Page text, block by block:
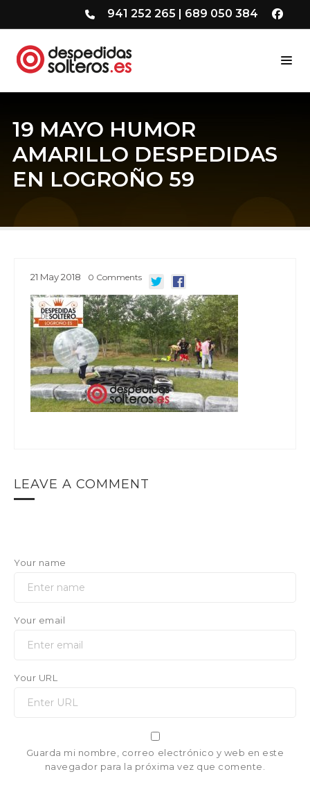
941 252 265 | 689 050 384
19 MAYO HUMOR
AMARILLO DESPEDIDAS
EN LOGROÑO 59
21 May2018 0 Comments
LEAVE A COMMENT
Your name
Your email
Your URL
Guarda mi nombre, correo electrónico y web en este
navegador para la próxima vez que comente.